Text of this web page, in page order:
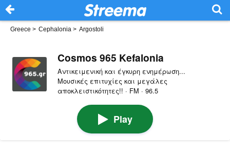
Greece > Cephalonia > Argostoli
Cosmos 965 Kefalonia
Αντικειμενική και έγκυρη ενημέρωση...
Μουσικές επιτυχίες και μεγάλες
αποκλειστικότητες!! · FM · 96.5
Play